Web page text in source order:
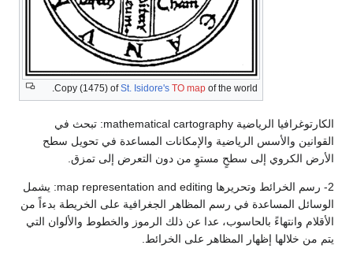
Copy (1475) ofSt. Isidore's TO map of the world.
الكارتوغرافيا الرياضية mathematical cartography: تبحث في
والأسس الرياضية والإمكانات المساعدة في تحويل سطح
الكروي إلى سطحٍ مستوٍ من دون التعرض إلى تمزق.
2- رسم الخرائط وتحريرها map representation and editing: يشمل
المساعدة في رسم المظاهر الجغرافية على الخريطة بدءاً من
وانتهاءً بالحاسوب، عدا عن ذلك الرموز والخطوط والألوان التي
من خلالها إظهار المظاهر على الخرائط.